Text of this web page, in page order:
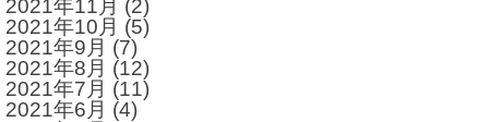
2021年11月 (2)
2021年10月 (5)
2021年9月 (7)
2021年8月 (12)
2021年7月 (11)
2021年6月 (4)